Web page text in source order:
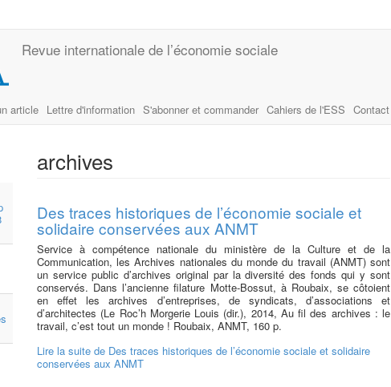
Revue internationale de l’économie sociale
article Lettre d'information S'abonner et commander Cahiers de l'ESS Contact
archives
Des traces historiques de l’économie sociale et
solidaire conservées aux ANMT
Service à compétence nationale du ministère de la Culture et de la
Communication, les Archives nationales du monde du travail (ANMT) sont
un service public d’archives original par la diversité des fonds qui y sont
conservés. Dans l’ancienne filature Motte-Bossut, à Roubaix, se côtoient
en effet les archives d’entreprises, de syndicats, d’associations et
d’architectes (Le Roc’h Morgerie Louis (dir.), 2014, Au fil des archives : le
travail, c’est tout un monde ! Roubaix, ANMT, 160 p.
Lire la suite de Des traces historiques de l’économie sociale et solidaire
conservées aux ANMT